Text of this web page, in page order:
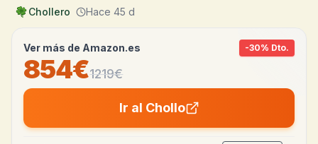
Chollero Hace 45 d
Ver más de Amazon.es -30% Dto.
854€1219€
Ir al Chollo